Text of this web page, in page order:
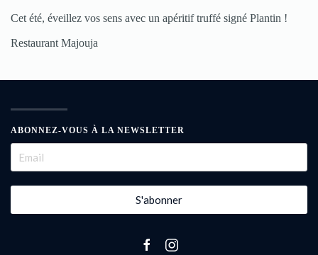
Cet été, éveillez vos sens avec un apéritif truffé signé Plantin !
Restaurant Majouja
ABONNEZ-VOUS À LA NEWSLETTER
S'abonner